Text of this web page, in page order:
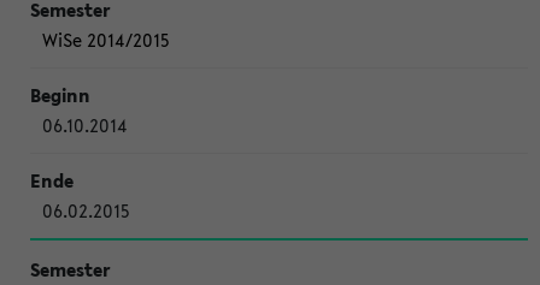
WiSe 2014/2015
06.10.2014
06.02.2015